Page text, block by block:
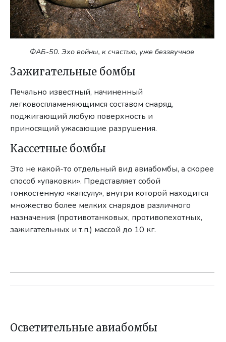
ФАБ-50. Эхо войны, к счастью, уже беззвучное
Зажигательные бомбы
Печально известный, начиненный
легковоспламеняющимся составом снаряд,
поджигающий любую поверхность и
приносящий ужасающие разрушения.
Кассетные бомбы
Это не какой-то отдельный вид авиабомбы, а скорее
способ «упаковки». Представляет собой
тонкостенную «капсулу», внутри которой находится
множество более мелких снарядов различного
назначения (противотанковых, противопехотных,
зажигательных и т.п.) массой до 10 кг.
Осветительные авиабомбы